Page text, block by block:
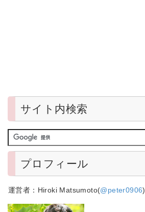
サイト内検索
プロフィール
運営者：Hiroki Matsumoto(@peter0906)